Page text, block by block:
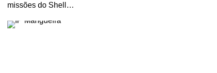
missões do Shell…